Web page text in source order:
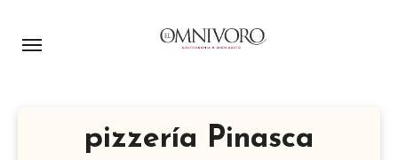
pizzería Pinasca